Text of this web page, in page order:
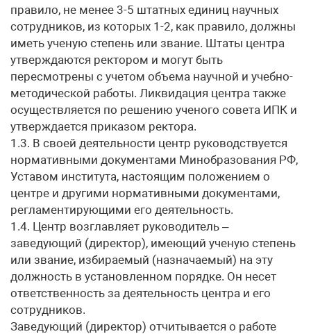
правило, не менее 3-5 штатных единиц научных
сотрудников, из которых 1-2, как правило, должны
иметь ученую степень или звание. Штаты центра
утверждаются ректором и могут быть
пересмотрены с учетом объема научной и учебно-
методической работы. Ликвидация центра также
осуществляется по решению ученого совета ИПК и
утверждается приказом ректора.
1.3. В своей деятельности центр руководствуется
нормативными документами Минобразования РФ,
Уставом института, настоящим положением о
центре и другими нормативными документами,
регламентирующими его деятельность.
1.4. Центр возглавляет руководитель –
заведующий (директор), имеющий ученую степень
или звание, избираемый (назначаемый) на эту
должность в установленном порядке. Он несет
ответственность за деятельность центра и его
сотрудников.
Заведующий (директор) отчитывается о работе